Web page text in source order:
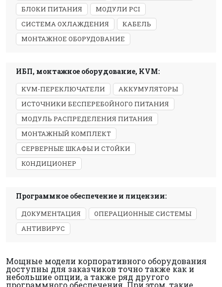
БЛОКИ ПИТАНИЯ
МОДУЛИ PCI
СИСТЕМА ОХЛАЖДЕНИЯ
КАБЕЛЬ
МОНТАЖНОЕ ОБОРУДОВАНИЕ
ИБП, монтажное оборудование, KVM:
KVM-ПЕРЕКЛЮЧАТЕЛИ
АККУМУЛЯТОРЫ
ИСТОЧНИКИ БЕСПЕРЕБОЙНОГО ПИТАНИЯ
МОДУЛЬ РАСПРЕДЕЛЕНИЯ ПИТАНИЯ
МОНТАЖНЫЙ КОМПЛЕКТ
СЕРВЕРНЫЕ ШКАФЫ И СТОЙКИ
КОНДИЦИОНЕР
Программное обеспечение и лицензии:
ДОКУМЕНТАЦИЯ
ОПЕРАЦИОННЫЕ СИСТЕМЫ
АНТИВИРУС
Мощные модели корпоративного оборудования
доступны для заказчиков точно также как и
небольшие опции, а также ряд другого
программного обеспечения. При этом, такие